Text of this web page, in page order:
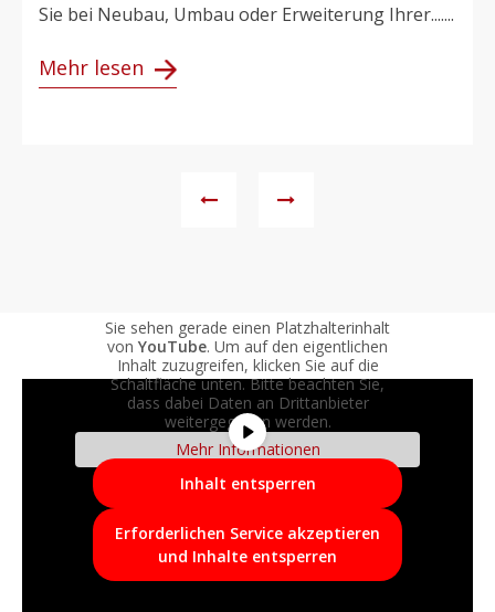
Sie bei Neubau, Umbau oder Erweiterung Ihrer.......
Mehr lesen
Sie sehen gerade einen Platzhalterinhalt
von YouTube. Um auf den eigentlichen
Inhalt zuzugreifen, klicken Sie auf die
Schaltfläche unten. Bitte beachten Sie,
dass dabei Daten an Drittanbieter
weitergegeben werden.
Mehr Informationen
Inhalt entsperren
Erforderlichen Service akzeptieren
und Inhalte entsperren